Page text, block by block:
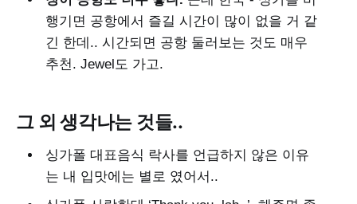
행기면 공항에서 즐길 시간이 많이 없을 거 같
긴 한데.. 시간되면 공항 둘러보는 것도 매우
추천. Jewel도 가고.
그 외 생각나는 것들..
싱가폴 대표음식 락사를 언급하지 않은 이유
는 내 입맛에는 별로 였어서..